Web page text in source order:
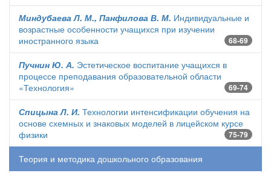
Миндубаева Л. М., Панфилова В. М. Индивидуальные и
возрастные особенности учащихся при изучении
иностранного языка
68-69
Пучнин Ю. А. Эстетическое воспитание учащихся в
процессе преподавания образовательной области
«Технология»
69-74
Спицына Л. И. Технологии интенсификации обучения на
основе схемных и знаковых моделей в лицейском курсе
физики
75-79
Теория и методика дошкольного образования